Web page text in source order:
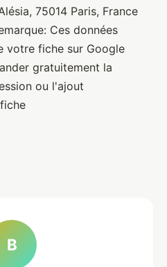
1 min de lecture75014 Paris, France
Ces données
votre fiche sur Google
gratuitement la
ou l'ajout
B